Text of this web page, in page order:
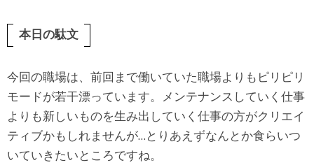
本日の駄文
今回の職場は、前回まで働いていた職場よりもピリピリ
モードが若干漂っています。メンテナンスしていく仕事
よりも新しいものを生み出していく仕事の方がクリエイ
ティブかもしれませんが…とりあえずなんとか食らいつ
いていきたいところですね。